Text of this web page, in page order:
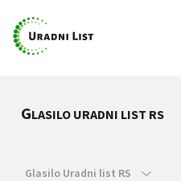
GLASILO URADNI LIST RS
Glasilo Uradni list RS